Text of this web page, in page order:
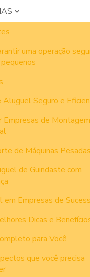
uma operação
Aluguel Seguro e
Empresas de Montagem
de Máquinas Pesadas
de Guindaste com
Empresas de
Dicas e
para Você
que você precisa